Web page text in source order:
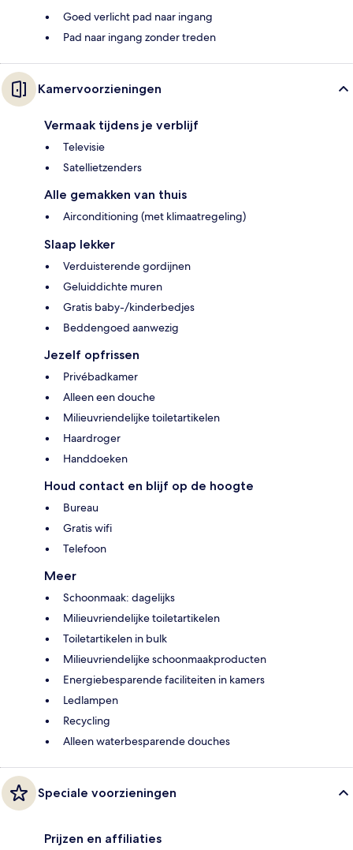
Goed verlicht pad naar ingang
Pad naar ingang zonder treden
Kamervoorzieningen
Vermaak tijdens je verblijf
Televisie
Satellietzenders
Alle gemakken van thuis
Airconditioning (met klimaatregeling)
Slaap lekker
Verduisterende gordijnen
Geluiddichte muren
Gratis baby-/kinderbedjes
Beddengoed aanwezig
Jezelf opfrissen
Privébadkamer
Alleen een douche
Milieuvriendelijke toiletartikelen
Haardroger
Handdoeken
Houd contact en blijf op de hoogte
Bureau
Gratis wifi
Telefoon
Meer
Schoonmaak: dagelijks
Milieuvriendelijke toiletartikelen
Toiletartikelen in bulk
Milieuvriendelijke schoonmaakproducten
Energiebesparende faciliteiten in kamers
Ledlampen
Recycling
Alleen waterbesparende douches
Speciale voorzieningen
Prijzen en affiliaties